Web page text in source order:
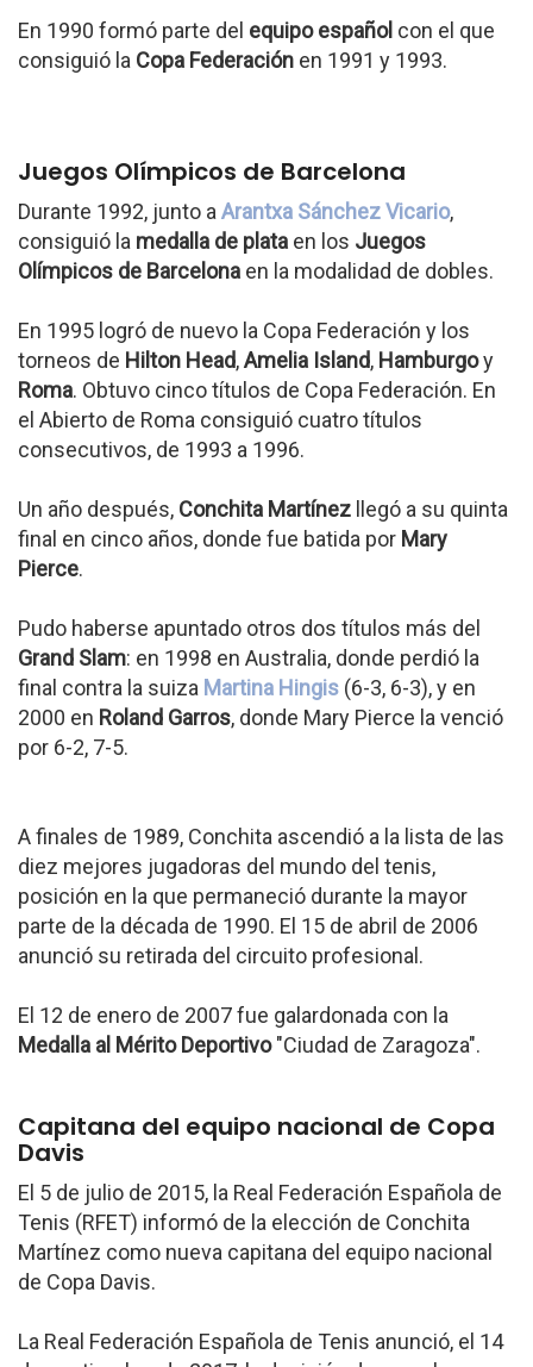
En 1990 formó parte del equipo español con el que
consiguió la Copa Federación en 1991 y 1993.
Juegos Olímpicos de Barcelona
Durante 1992, junto a Arantxa Sánchez Vicario,
consiguió la medalla de plata en los Juegos
Olímpicos de Barcelona en la modalidad de dobles.
En 1995 logró de nuevo la Copa Federación y los
torneos de Hilton Head,Amelia Island, Hamburgoy
Roma. Obtuvo cinco títulos de Copa Federación. En
el Abierto de Roma consiguió cuatro títulos
consecutivos, de 1993 a 1996.
Un año después, Conchita Martínez llegó a su quinta
final en cinco años, donde fue batida por Mary
Pierce.
Pudo haberse apuntado otros dos títulos más del
Grand Slam: en 1998 en Australia, donde perdió la
final contra la suiza Martina Hingis (6-3, 6-3), y en
2000 en Roland Garros, donde Mary Pierce la venció
por 6-2, 7-5.
A finales de 1989, Conchita ascendió a la lista de las
diez mejores jugadoras del mundo del tenis,
posición en la que permaneció durante la mayor
parte de la década de 1990. El 15 de abril de 2006
anunció su retirada del circuito profesional.
El 12 de enero de 2007 fue galardonada con la
Medalla al Mérito Deportivo"Ciudad de Zaragoza".
Capitana del equipo nacional de Copa
Davis
El 5 de julio de 2015, la Real Federación Española de
Tenis (RFET) informó de la elección de Conchita
Martínez como nueva capitana del equipo nacional
de Copa Davis.
La Real Federación Española de Tenis anunció, el 14